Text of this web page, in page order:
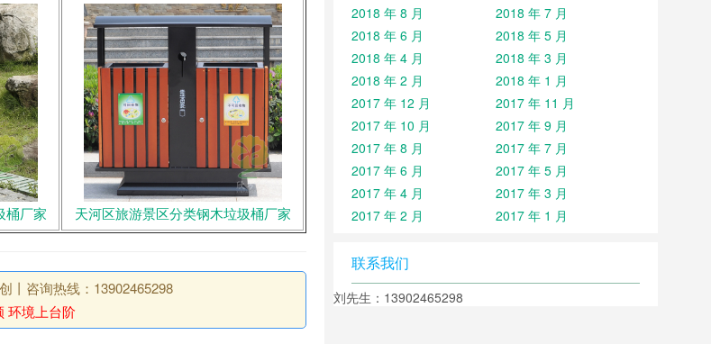
桶厂家 天河区旅游景区分类钢木垃圾桶厂家
丨咨询热线：13902465298
环境上台阶
2018 年 8 月
2018 年 7 月
2018 年 6 月
2018 年 5 月
2018 年 4 月
2018 年 3 月
2018 年 2 月
2018 年 1 月
2017 年 12 月
2017 年 11 月
2017 年 10 月
2017 年 9 月
2017 年 8 月
2017 年 7 月
2017 年 6 月
2017 年 5 月
2017 年 4 月
2017 年 3 月
2017 年 2 月
2017 年 1 月
联系我们
刘先生：13902465298